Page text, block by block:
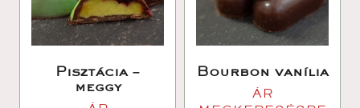
Pisztácia –
meggy
Bourbon vanília
ÁR